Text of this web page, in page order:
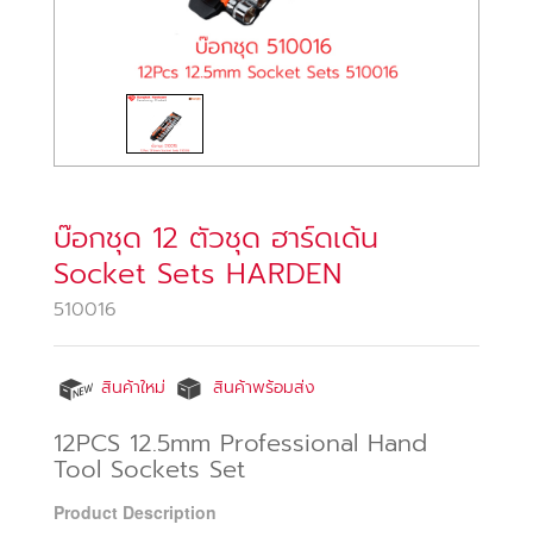
บ๊อกชุด 12 ตัวชุด ฮาร์ดเด้น
Socket Sets HARDEN
510016
สินค้าใหม่ สินค้าพร้อมส่ง
12PCS 12.5mm Professional Hand
Tool Sockets Set
Product Description